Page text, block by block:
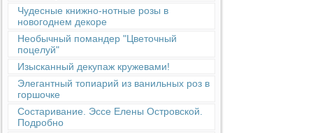
Чудесные книжно-нотные розы в
новогоднем декоре
Необычный помандер "Цветочный
поцелуй"
Изысканный декупаж кружевами!
Элегантный топиарий из ванильных роз в
горшочке
Состаривание. Эссе Елены Островской.
Подробно